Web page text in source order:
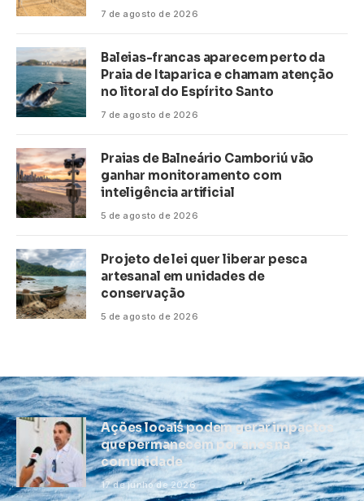
7 de agosto de 2026
Baleias-francas aparecem perto da
Praia de Itaparica e chamam atenção
no litoral do Espírito Santo
7 de agosto de 2026
Praias de Balneário Camboriú vão
ganhar monitoramento com
inteligência artificial
5 de agosto de 2026
Projeto de lei quer liberar pesca
artesanal em unidades de
conservação
5 de agosto de 2026
Ações locais podem gerar impactos
que permanecem por anos na
comunidade
17 de junho de 2026